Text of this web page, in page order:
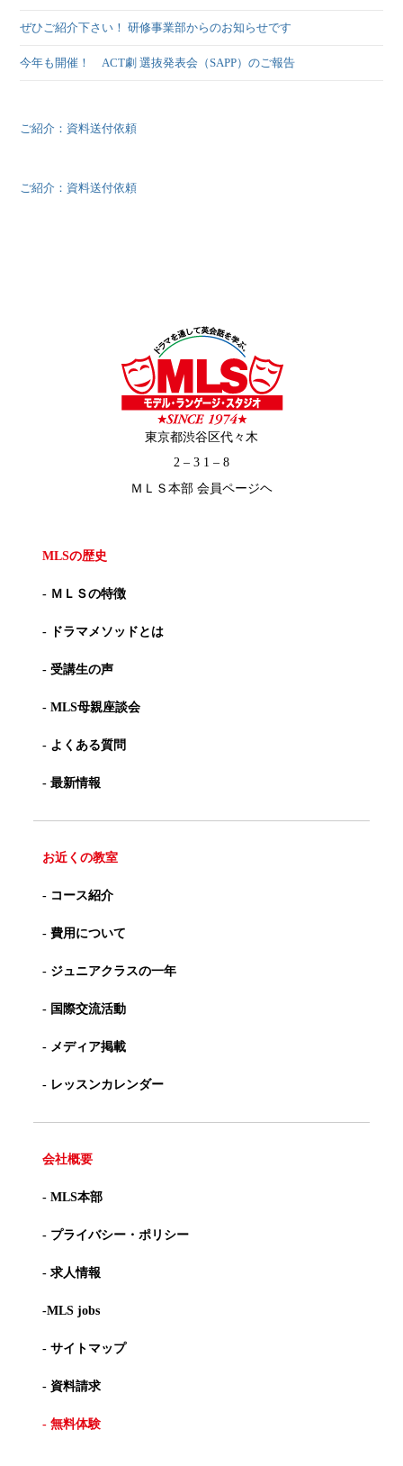
ぜひご紹介下さい！ 研修事業部からのお知らせです
今年も開催！ ACT劇 選抜発表会（SAPP）のご報告
ご紹介：資料送付依頼
ご紹介：資料送付依頼
東京都渋谷区代々木
2 – 3 1 – 8
ＭＬＳ本部 会員ページヘ
MLSの歴史
- ＭＬＳの特徴
- ドラマメソッドとは
- 受講生の声
- MLS母親座談会
- よくある質問
- 最新情報
お近くの教室
- コース紹介
- 費用について
- ジュニアクラスの一年
- 国際交流活動
- メディア掲載
- レッスンカレンダー
会社概要
- MLS本部
- プライバシー・ポリシー
- 求人情報
-MLS jobs
- サイトマップ
- 資料請求
- 無料体験